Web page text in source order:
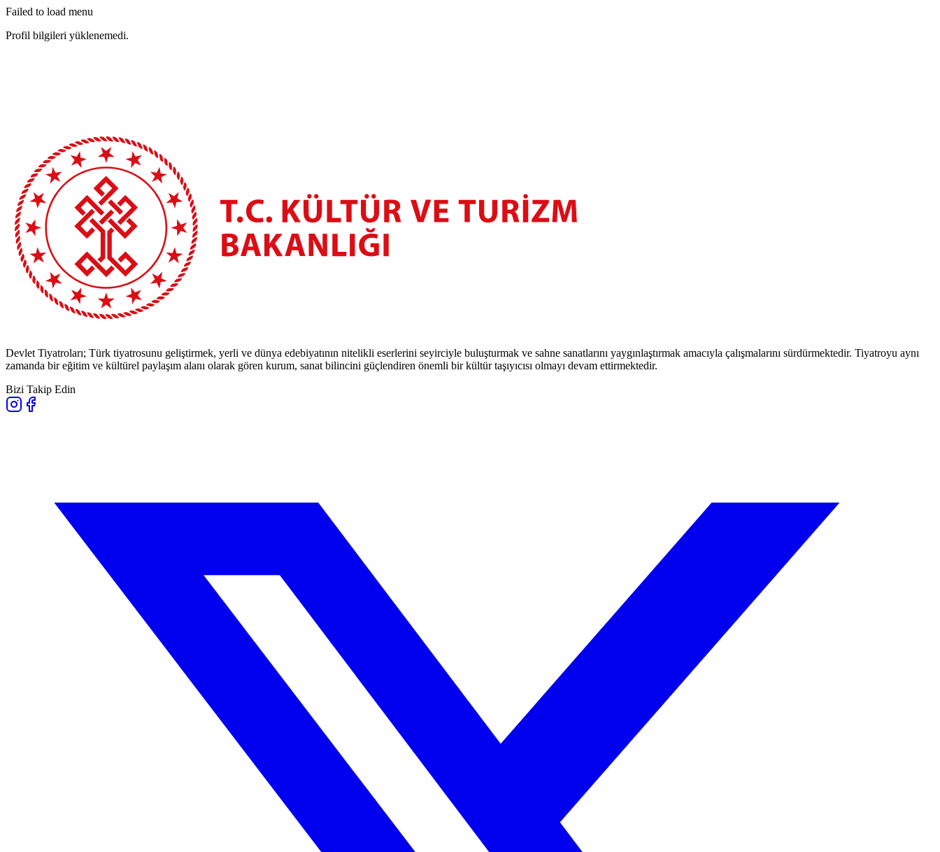
Failed to load menu
Profil bilgileri yüklenemedi.
Devlet Tiyatroları; Türk tiyatrosunu geliştirmek, yerli ve dünya edebiyatının nitelikli eserlerini seyirciyle buluşturmak ve sahne sanatlarını yaygınlaştırmak amacıyla çalışmalarını sürdürmektedir. Tiyatroyu aynı
zamanda bir eğitim ve kültürel paylaşım alanı olarak gören kurum, sanat bilincini güçlendiren önemli bir kültür taşıyıcısı olmayı devam ettirmektedir.
Bizi Takip Edin